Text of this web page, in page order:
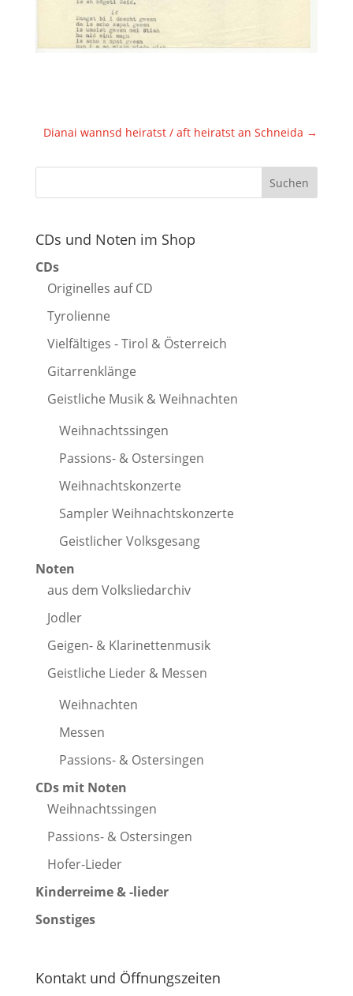
Dianai wannsd heiratst / aft heiratst an Schneida →
CDs und Noten im Shop
CDs
Originelles auf CD
Tyrolienne
Vielfältiges - Tirol & Österreich
Gitarrenklänge
Geistliche Musik & Weihnachten
Weihnachtssingen
Passions- & Ostersingen
Weihnachtskonzerte
Sampler Weihnachtskonzerte
Geistlicher Volksgesang
Noten
aus dem Volksliedarchiv
Jodler
Geigen- & Klarinettenmusik
Geistliche Lieder & Messen
Weihnachten
Messen
Passions- & Ostersingen
CDs mit Noten
Weihnachtssingen
Passions- & Ostersingen
Hofer-Lieder
Kinderreime & -lieder
Sonstiges
Kontakt und Öffnungszeiten